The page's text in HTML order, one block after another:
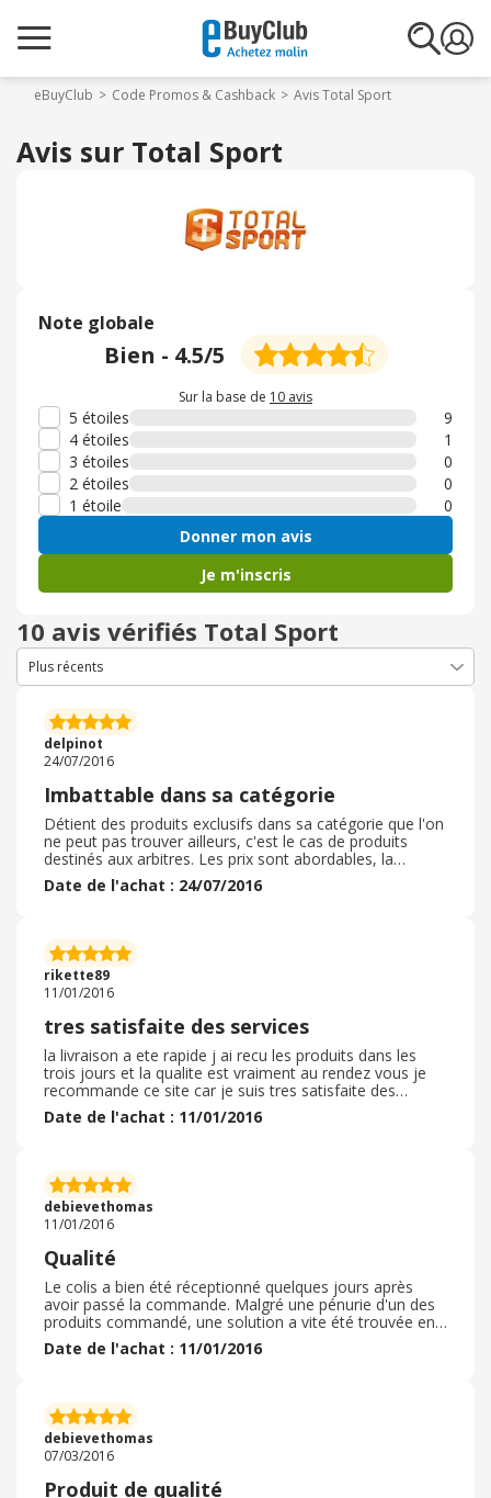
eBuyClub Code Promos & Cashback Avis Total Sport
Avis sur Total Sport
Note globale
Bien - 4.5/5
Sur la base de 10 avis
5 étoiles
9
4 étoiles
1
3 étoiles
0
2 étoiles
0
1 étoile
0
Donner mon avis
Je m'inscris
10 avis vérifiés Total Sport
delpinot
24/07/2016
Imbattable dans sa catégorie
Détient des produits exclusifs dans sa catégorie que l'on
ne peut pas trouver ailleurs, c'est le cas de produits
destinés aux arbitres. Les prix sont abordables, la
livraison est soignée mais un peu élevée, mais là on juge
le site par rapport à sa qualité - prix qui font un tout.
Date de l'achat : 24/07/2016
rikette89
11/01/2016
tres satisfaite des services
la livraison a ete rapide j ai recu les produits dans les
trois jours et la qualite est vraiment au rendez vous je
recommande ce site car je suis tres satisfaite des
services et des tarifs qui sont tres interessants
Date de l'achat : 11/01/2016
debievethomas
11/01/2016
Qualité
Le colis a bien été réceptionné quelques jours après
avoir passé la commande. Malgré une pénurie d'un des
produits commandé, une solution a vite été trouvée en
collaboration avec le site, sans que celle-ci ne ralentisse
la commande.
Date de l'achat : 11/01/2016
debievethomas
07/03/2016
Produit de qualité